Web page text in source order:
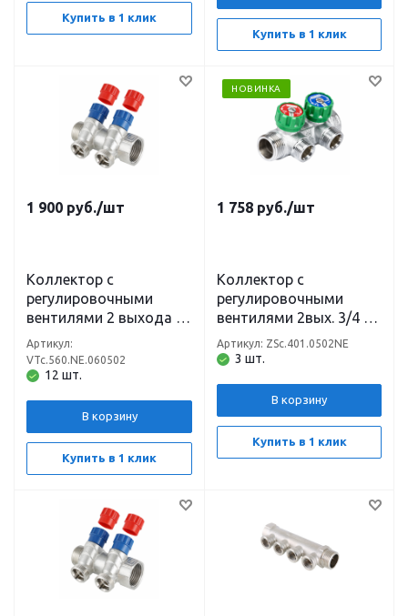
Купить в 1 клик
Купить в 1 клик
1 900 руб./шт
Коллектор с
регулировочными
вентилями 2 выхода 1
х 3/4 Евроконус VTm
VTc.560.NE.060502
Valtec
12 шт.
Артикул:
VTc.560.NE.060502
В корзину
Купить в 1 клик
НОВИНКА
1 758 руб./шт
Коллектор с
регулировочными
вентилями 2вых. 3/4 х
3/4 Евроконус (на
подающий
3 шт.
Артикул: ZSc.401.0502NE
В корзину
Купить в 1 клик